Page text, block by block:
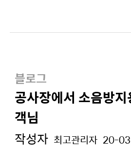
블로그
공사장에서 소음방
객님
작성자 최고관리자 20-